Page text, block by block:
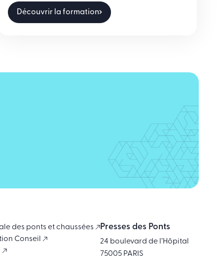
Découvrir la formation
des ponts et chaussées
Conseil
Presses des Ponts
24 boulevard de l’Hôpital
75005 PARIS